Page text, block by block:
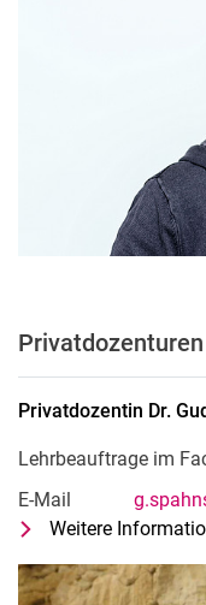
Privatdozenturen
Privatdozentin Dr.
Lehrbeauftrage im
E-Mail
Weitere